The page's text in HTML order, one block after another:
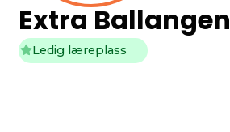
Extra Ballangen
Ledig læreplass